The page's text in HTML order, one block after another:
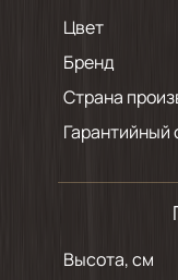
Цвет
Бренд
Страна
Гарантийный
Высота, см